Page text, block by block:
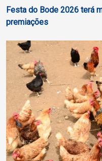
Festa do Bode 2026 terá
premiações